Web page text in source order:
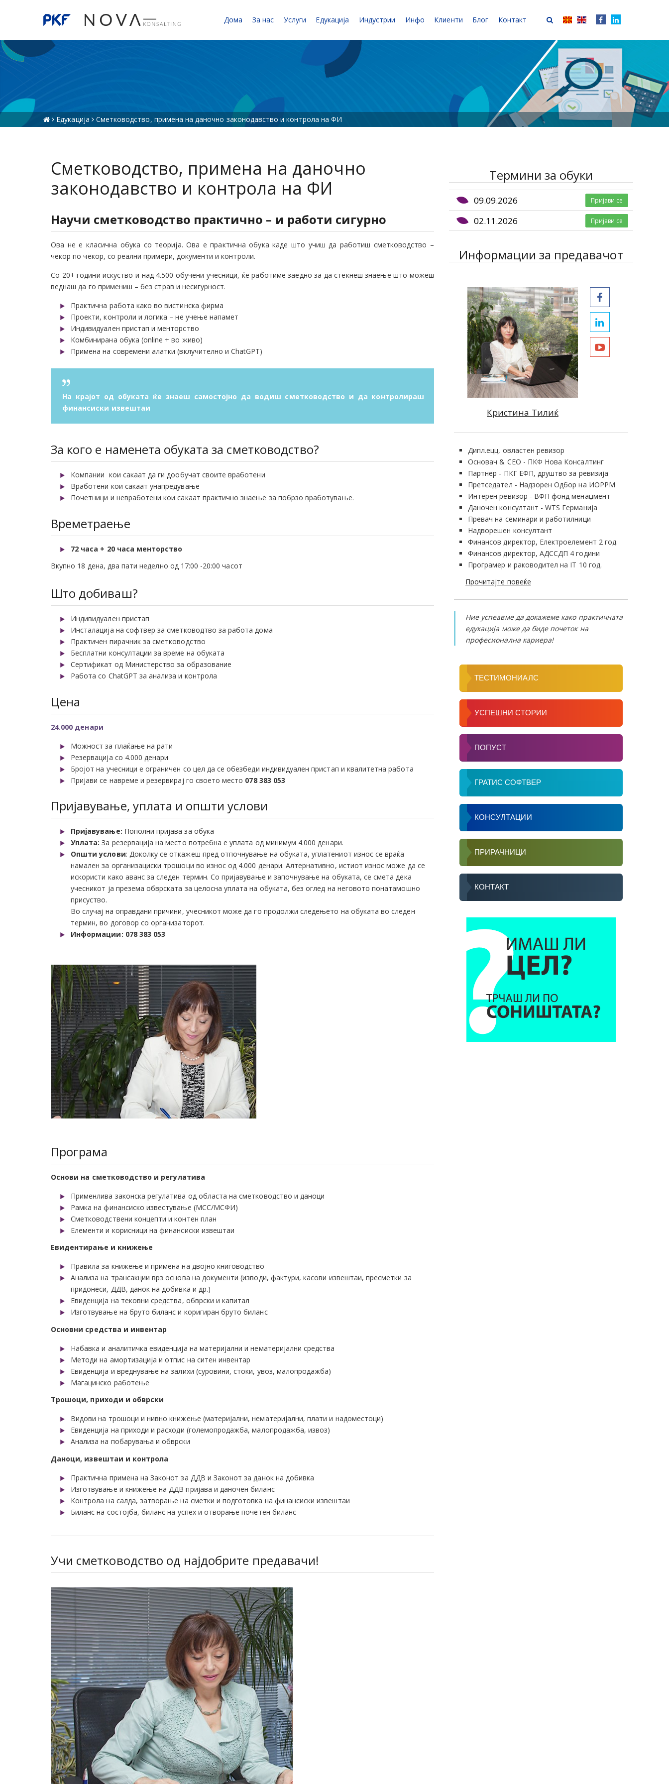
Дома За нас Услуги Едукација Индустрии Инфо Клиенти Блог Контакт
Едукација Сметководство, примена на даночно законодавство и контрола на ФИ
Сметководство, примена на даночно
законодавство и контрола на ФИ
Научи сметководство практично – и работи сигурно
Ова не е класична обука со теорија. Ова е практична обука каде што учиш да работиш сметководство –
чекор по чекор, со реални примери, документи и контроли.
Со 20+ години искуство и над 4.500 обучени учесници, ќе работиме заедно за да стекнеш знаење што можеш
веднаш да го примениш – без страв и несигурност.
Практична работа како во вистинска фирма
Проекти, контроли и логика – не учење напамет
Индивидуален пристап и менторство
Комбинирана обука (online + во живо)
Примена на современи алатки (вклучително и ChatGPT)
На крајот од обуката ќе знаеш самостојно да водиш сметководство и да контролираш
финансиски извештаи
За кого е наменета обуката за сметководство?
Компании кои сакаат да ги дообучат своите вработени
Вработени кои сакаат унапредување
Почетници и невработени кои сакаат практично знаење за побрзо вработување.
Времетраење
72 часа + 20 часа менторство
Вкупно 18 дена, два пати неделно од 17:00 -20:00 часот
Што добиваш?
Индивидуален пристап
Инсталација на софтвер за сметководтво за работа дома
Практичен пирачник за сметководство
Бесплатни консултации за време на обуката
Сертификат од Министерство за образование
Работа со ChatGPT за анализа и контрола
Цена
24.000 денари
Можност за плаќање на рати
Резервација со 4.000 денари
Бројот на учесници е ограничен со цел да се обезбеди индивидуален пристап и квалитетна работа
Пријави се навреме и резервирај го своето место 078 383 053
Пријавување, уплата и општи услови
Пријавување: Пополни пријава за обука
Уплата: За резервација на место потребна е уплата од минимум 4.000 денари.
Општи услови: Доколку се откажеш пред отпочнување на обуката, уплатениот износ се враќа
намален за организациски трошоци во износ од 4.000 денари. Алтернативно, истиот износ може да се
искористи како аванс за следен термин. Со пријавување и започнување на обуката, се смета дека
учесникот ја презема обврската за целосна уплата на обуката, без оглед на неговото понатамошно
присуство.
Во случај на оправдани причини, учесникот може да го продолжи следењето на обуката во следен
термин, во договор со организаторот.
Информации: 078 383 053
Програма
Основи на сметководство и регулатива
Применлива законска регулатива од областа на сметководство и даноци
Рамка на финансиско известување (МСС/МСФИ)
Сметководствени концепти и контен план
Елементи и корисници на финансиски извештаи
Евидентирање и книжење
Правила за книжење и примена на двојно книговодство
Анализа на трансакции врз основа на документи (изводи, фактури, касови извештаи, пресметки за
придонеси, ДДВ, данок на добивка и др.)
Евиденција на тековни средства, обврски и капитал
Изготвување на бруто биланс и коригиран бруто биланс
Основни средства и инвентар
Набавка и аналитичка евиденција на материјални и нематеријални средства
Методи на амортизација и отпис на ситен инвентар
Евиденција и вреднување на залихи (суровини, стоки, увоз, малопродажба)
Магацинско работење
Трошоци, приходи и обврски
Видови на трошоци и нивно книжење (материјални, нематеријални, плати и надоместоци)
Евиденција на приходи и расходи (големопродажба, малопродажба, извоз)
Анализа на побарувања и обврски
Даноци, извештаи и контрола
Практична примена на Законот за ДДВ и Законот за данок на добивка
Изготвување и книжење на ДДВ пријава и даночен биланс
Контрола на салда, затворање на сметки и подготовка на финансиски извештаи
Биланс на состојба, биланс на успех и отворање почетен биланс
Учи сметководство од најдобрите предавачи!
Термини за обуки
09.09.2026 Пријави се
02.11.2026 Пријави се
Информации за предавачот
Кристина Тилиќ
Дипл.ецц, овластен ревизор
Основач & CEO - ПКФ Нова Консалтинг
Партнер - ПКГ ЕФП, друштво за ревизија
Претседател - Надзорен Одбор на ИОРРМ
Интерен ревизор - ВФП фонд менаџмент
Даночен консултант - WTS Германија
Превач на семинари и работилници
Надворешен консултант
Финансов директор, Електроелемент 2 год.
Финансов директор, АДССДП 4 години
Програмер и раководител на IT 10 год.
Прочитајте повеќе
Ние успеавме да докажеме како практичната
едукација може да биде почеток на
професионална кариера!
ТЕСТИМОНИАЛС
УСПЕШНИ СТОРИИ
ПОПУСТ
ГРАТИС СОФТВЕР
КОНСУЛТАЦИИ
ПРИРАЧНИЦИ
КОНТАКТ